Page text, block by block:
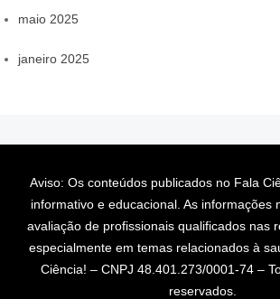
maio 2025
janeiro 2025
Aviso: Os conteúdos publicados no Fala
informativo e educacional. As informações
avaliação de profissionais qualificados nas
especialmente em temas relacionados à
Ciência! – CNPJ 48.401.273/0001-74 –
reservados.